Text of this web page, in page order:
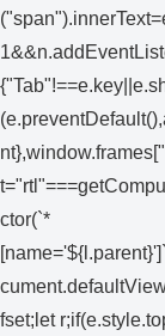
ctor(`*
fset;let